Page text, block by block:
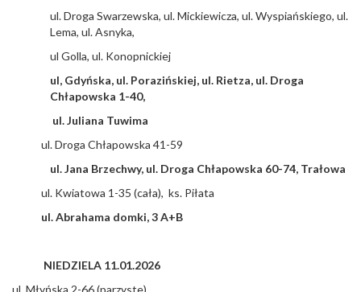
ul. Droga Swarzewska, ul. Mickiewicza, ul. Wyspiańskiego, ul.
Lema, ul. Asnyka,
ul Golla, ul. Konopnickiej
ul, Gdyńska, ul. Porazińskiej, ul. Rietza, ul. Droga
Chłapowska 1-40,
ul. Juliana Tuwima
ul. Droga Chłapowska 41-59
ul. Jana Brzechwy, ul. Droga Chłapowska 60-74, Trałowa
ul. Kwiatowa 1-35 (cała), ks. Piłata
ul. Abrahama domki, 3 A+B
NIEDZIELA 11.01.2026